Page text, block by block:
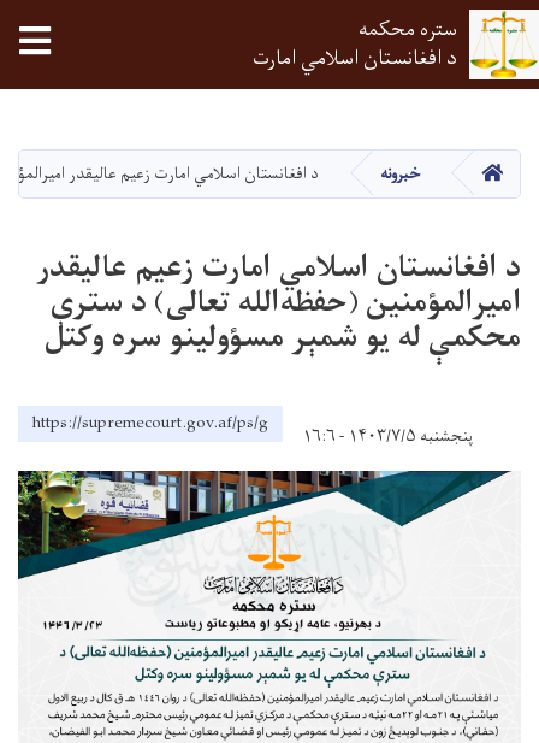
دانګل
ستره محکمه
د افغانستان اسلامي امارت
HOME خبرونه د افغانستان اسلامي امارت زعیم عالیقدر
د افغانستان اسلامي امارت زعیم عالیقدر
امیرالمؤمنین (حفظه‌الله تعالی) د سترې
محکمې له یو شمېر مسؤولینو سره وکتل
پنجشنبه ۱۴۰۳/۷/۵ - ۱۶:۶ https://supremecourt.gov.af/ps/g